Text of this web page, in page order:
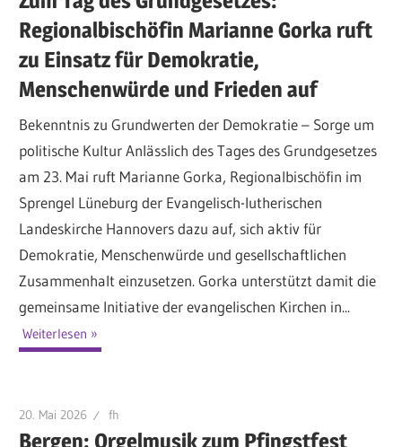
Regionalbischöfin Marianne Gorka ruft
zu Einsatz für Demokratie,
Menschenwürde und Frieden auf
Bekenntnis zu Grundwerten der Demokratie – Sorge um
politische Kultur Anlässlich des Tages des Grundgesetzes
am 23. Mai ruft Marianne Gorka, Regionalbischöfin im
Sprengel Lüneburg der Evangelisch-lutherischen
Landeskirche Hannovers dazu auf, sich aktiv für
Demokratie, Menschenwürde und gesellschaftlichen
Zusammenhalt einzusetzen. Gorka unterstützt damit die
gemeinsame Initiative der evangelischen Kirchen in...
Weiterlesen
20. Mai 2026 fh
Bergen: Orgelmusik zum Pfingstfest